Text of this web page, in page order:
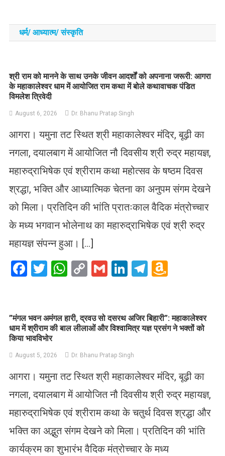
धर्म/ आध्‍यात्‍म/ संस्‍कृति
​श्री राम को मानने के साथ उनके जीवन आदर्शों को अपनाना जरूरी: आगरा
के महाकालेश्वर धाम में आयोजित राम कथा में बोले कथावाचक पंडित
विमलेश त्रिवेदी
August 6, 2026 Dr. Bhanu Pratap Singh
आगरा। यमुना तट स्थित श्री महाकालेश्वर मंदिर, बूढ़ी का
नगला, दयालबाग में आयोजित नौ दिवसीय श्री रुद्र महायज्ञ,
महारुद्राभिषेक एवं श्रीराम कथा महोत्सव के षष्ठम दिवस
श्रद्धा, भक्ति और आध्यात्मिक चेतना का अनुपम संगम देखने
को मिला। प्रतिदिन की भांति प्रातःकाल वैदिक मंत्रोच्चार
के मध्य भगवान भोलेनाथ का महारुद्राभिषेक एवं श्री रुद्र
महायज्ञ संपन्न हुआ। […]
Facebook
Twitter
WhatsApp
CopyGmailLinkedIn
Telegram
​”मंगल भवन अमंगल हारी, द्रवउ सो दसरथ अजिर बिहारी”: महाकालेश्वर
धाम में श्रीराम की बाल लीलाओं और विश्वामित्र यज्ञ प्रसंग ने भक्तों को
किया भावविभोर
August 5, 2026 Dr. Bhanu Pratap Singh
आगरा। यमुना तट स्थित श्री महाकालेश्वर मंदिर, बूढ़ी का
नगला, दयालबाग में आयोजित नौ दिवसीय श्री रुद्र महायज्ञ,
महारुद्राभिषेक एवं श्रीराम कथा के चतुर्थ दिवस श्रद्धा और
भक्ति का अद्भुत संगम देखने को मिला। प्रतिदिन की भांति
कार्यक्रम का शुभारंभ वैदिक मंत्रोच्चार के मध्य